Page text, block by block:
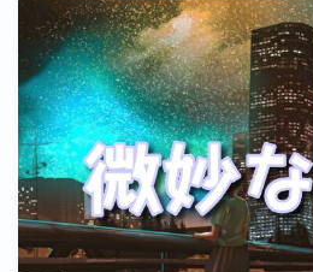
お問い合わせ
カテゴリー
運営者プロフィール｜